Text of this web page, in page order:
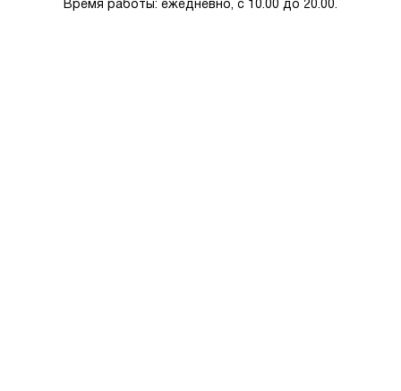
Время работы: ежедневно, с 10.00 до 20.00.